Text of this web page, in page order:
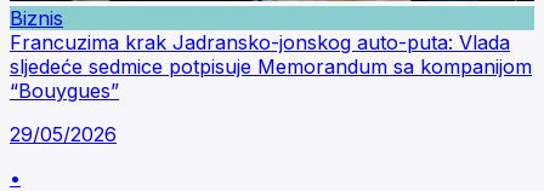
Biznis
Francuzima krak Jadransko-jonskog auto-puta: Vlada
sljedeće sedmice potpisuje Memorandum sa kompanijom
“Bouygues”
29/05/2026
•